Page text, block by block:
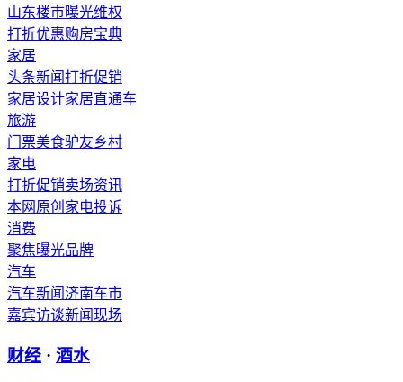
山东楼市曝光维权
打折优惠购房宝典
家居
头条新闻打折促销
家居设计家居直通车
旅游
门票美食驴友乡村
家电
打折促销卖场资讯
本网原创 家电投诉
消费
聚焦曝光品牌
汽车
汽车新闻济南车市
嘉宾访谈新闻现场
财经 · 酒水